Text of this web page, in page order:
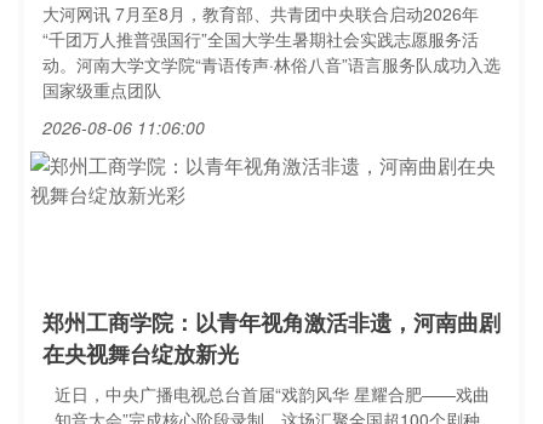
大河网讯 7月至8月，教育部、共青团中央联合启动2026年
“千团万人推普强国行”全国大学生暑期社会实践志愿服务活
动。河南大学文学院“青语传声·林俗八音”语言服务队成功入选
国家级重点团队
2026-08-06 11:06:00
郑州工商学院：以青年视角激活非遗，河南曲剧
在央视舞台绽放新光
近日，中央广播电视总台首届“戏韵风华 星耀合肥——戏曲
知音大会”完成核心阶段录制。这场汇聚全国超100个剧种、